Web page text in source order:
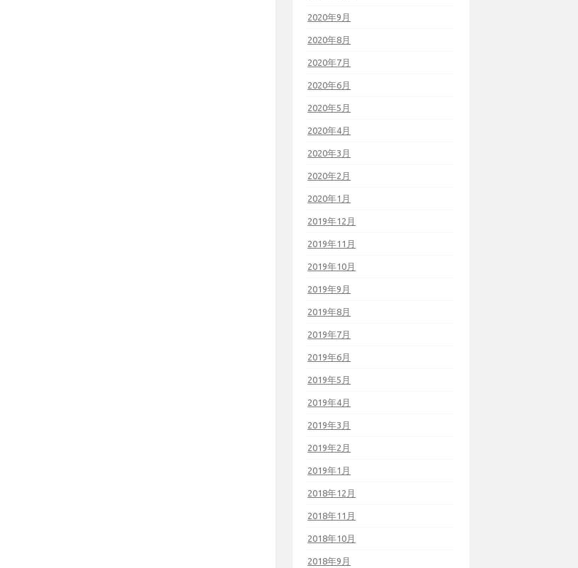
2020年9月
2020年8月
2020年7月
2020年6月
2020年5月
2020年4月
2020年3月
2020年2月
2020年1月
2019年12月
2019年11月
2019年10月
2019年9月
2019年8月
2019年7月
2019年6月
2019年5月
2019年4月
2019年3月
2019年2月
2019年1月
2018年12月
2018年11月
2018年10月
2018年9月